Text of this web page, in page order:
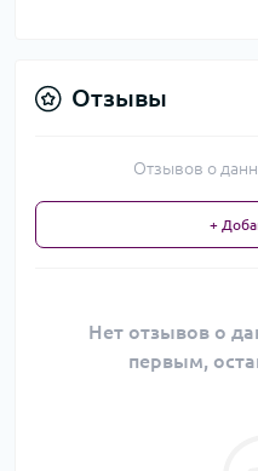
Отзывы
Отзывов о
+
Нет отзывов о
первым,